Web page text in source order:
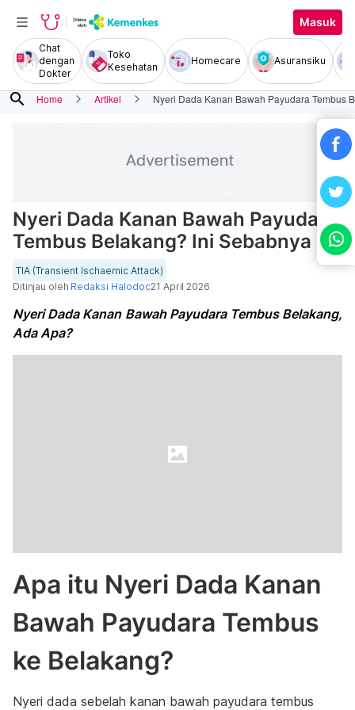
Masuk
Chat
dengan
Dokter
Toko
Kesehatan
Homecare Asuransiku
search Home Artikel Nyeri Dada Kanan Bawah Payudara Tembus
Nyeri Dada Kanan Bawah Payudara
Tembus Belakang? Ini Sebabnya
TIA (Transient Ischaemic Attack)
Ditinjau oleh Redaksi Halodoc21 April 2026
Nyeri Dada Kanan Bawah Payudara Tembus Belakang,
Ada Apa?
Apa itu Nyeri Dada Kanan
Bawah Payudara Tembus
ke Belakang?
Nyeri dada sebelah kanan bawah payudara tembus